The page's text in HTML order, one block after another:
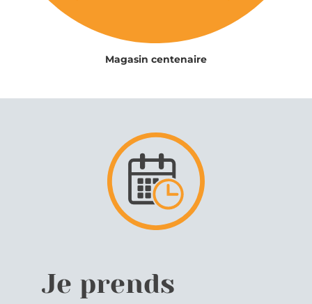
Magasin centenaire
Je prends